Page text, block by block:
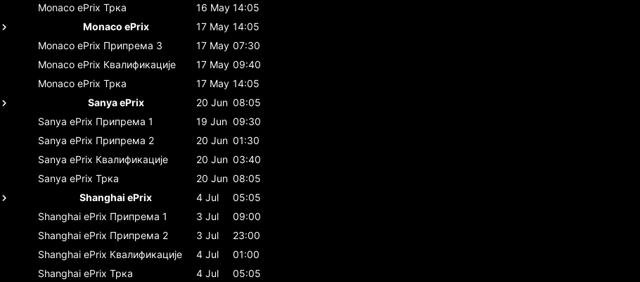
Monaco ePrix Трка 16 May 14:05
Monaco ePrix
17 May 14:05
Monaco ePrix Припрема 3 17 May 07:30
Monaco ePrix Квалификације 17 May 09:40
Monaco ePrix Трка 17 May 14:05
Sanya ePrix
20 Jun 08:05
Sanya ePrix Припрема 1 19 Jun 09:30
Sanya ePrix Припрема 2 20 Jun 01:30
Sanya ePrix Квалификације 20 Jun 03:40
Sanya ePrix Трка 20 Jun 08:05
Shanghai ePrix
4 Jul
05:05
Shanghai ePrix Припрема 1 3 Jul
09:00
Shanghai ePrix Припрема 2 3 Jul
23:00
Shanghai ePrix Квалификације 4 Jul
01:00
Shanghai ePrix Трка 4 Jul
05:05